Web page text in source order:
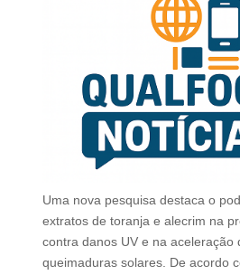
Uma nova pesquisa destaca o
extratos de toranja e alecrim na
contra danos UV e na aceleração
queimaduras solares. De acordo